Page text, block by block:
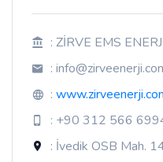
: ZİRVE EMS
:
:
: +90 312 566
: İvedik OSB Mah.